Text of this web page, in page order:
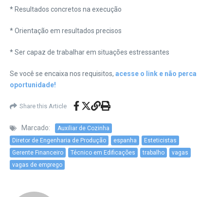
* Resultados concretos na execução
* Orientação em resultados precisos
* Ser capaz de trabalhar em situações estressantes
Se você se encaixa nos requisitos, acesse o link e não perca
oportunidade!
Share this Article
Marcado:
Auxiliar de Cozinha
Diretor de Engenharia de Produção
espanha
Esteticistas
Gerente Financeiro
Técnico em Edificações trabalho
vagas
vagas de emprego